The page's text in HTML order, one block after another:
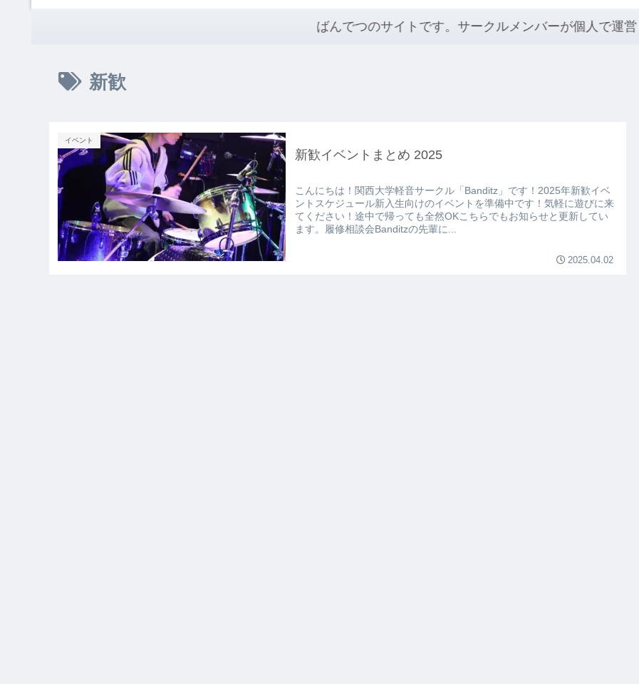
ばんでつのサイトです。サークルメンバーが個人で運営しています
新歓
イベント
新歓イベントまとめ 2025
こんにちは！関西大学軽音サークル「Banditz」です！2025年新歓イベ
ントスケジュール新入生向けのイベントを準備中です！気軽に遊びに来
てください！途中で帰っても全然OKこちらでもお知らせと更新してい
ます。履修相談会Banditzの先輩に...
2025.04.02